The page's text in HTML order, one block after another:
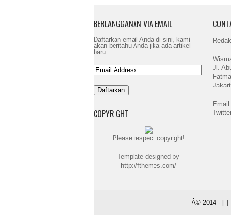
BERLANGGANAN VIA EMAIL
Daftarkan email Anda di sini, kami
akan beritahu Anda jika ada artikel
baru...
COPYRIGHT
Please respect copyright!
Template designed by
http://fthemes.com/
Jl.
Â© 2014 - [ ]